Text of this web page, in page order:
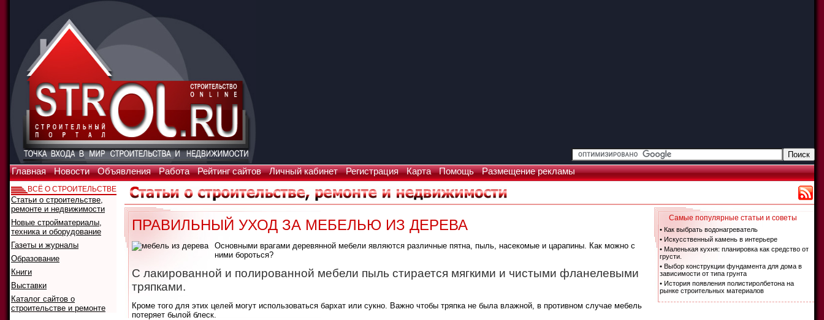
Главная Новости Объявления Работа Рейтинг сайтов Личный кабинет Регистрация Карта Помощь Размещение рекламы
Самые популярные статьи и советы
• Как выбрать водонагреватель
• Искусственный камень в интерьере
• Маленькая кухня: планировка как средство от
грусти.
• Выбор конструкции фундамента для дома в
зависимости от типа грунта
• История появления полистиролбетона на
рынке строительных материалов
ПРАВИЛЬНЫЙ УХОД ЗА МЕБЕЛЬЮ ИЗ ДЕРЕВА
Основными врагами деревянной мебели являются различные пятна, пыль, насекомые и царапины. Как можно с
ними бороться?
С лакированной и полированной мебели пыль стирается мягкими и чистыми фланелевыми
тряпками.
Кроме того для этих целей могут использоваться бархат или сукно. Важно чтобы тряпка не была влажной, в противном случае мебель
потеряет былой блеск.
ВСЁ О СТРОИТЕЛЬСТВЕ
Статьи о строительстве,
ремонте и недвижимости
Новые стройматериалы,
техника и оборудование
Газеты и журналы
Образование
Книги
Выставки
Каталог сайтов о
строительстве и ремонте